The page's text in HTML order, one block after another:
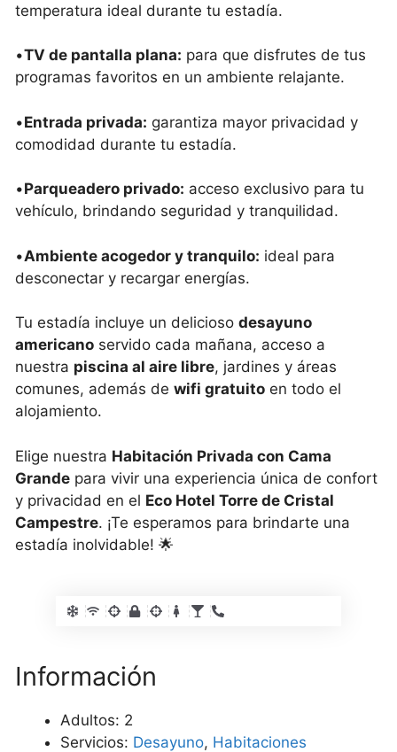
temperatura ideal durante tu estadía.
•TV de pantalla plana: para que disfrutes de tus
programas favoritos en un ambiente relajante.
•Entrada privada: garantiza mayor privacidad y
comodidad durante tu estadía.
•Parqueadero privado: acceso exclusivo para tu
vehículo, brindando seguridad y tranquilidad.
•Ambiente acogedor y tranquilo: ideal para
desconectar y recargar energías.
Tu estadía incluye un delicioso desayuno
americano servido cada mañana, acceso a
nuestra piscina al aire libre, jardines y áreas
comunes, además de wifi gratuito en todo el
alojamiento.
Elige nuestra Habitación Privada con Cama
Grande para vivir una experiencia única de confort
y privacidad en el Eco Hotel Torre de Cristal
Campestre. ¡Te esperamos para brindarte una
estadía inolvidable! 🌟
Información
Adultos: 2
Servicios: Desayuno, Habitaciones